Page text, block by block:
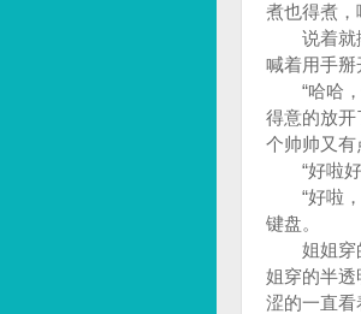
煮也得煮，
说着就揪
喊着用手掰
“哈哈，
得意的放
个帅帅又有
“好啦好
“好啦，
键盘。
姐姐穿的
姐穿的半
涩的一直看